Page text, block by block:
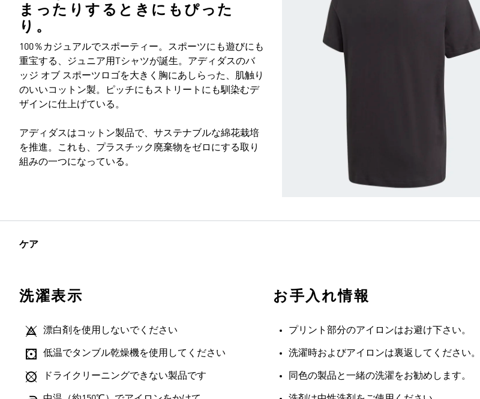
まったりするときにもぴった
り。
100％カジュアルでスポーティー。スポーツにも遊びにも
重宝する、ジュニア用Tシャツが誕生。アディダスのバ
ッジ オブ スポーツロゴを大きく胸にあしらった、肌触り
のいいコットン製。ピッチにもストリートにも馴染むデ
ザインに仕上げている。
アディダスはコットン製品で、サステナブルな綿花栽培
を推進。これも、プラスチック廃棄物をゼロにする取り
組みの一つになっている。
ケア
洗濯表示
漂白剤を使用しないでください
低温でタンブル乾燥機を使用してください
ドライクリーニングできない製品です
お手入れ情報
プリント部分のアイロンはお避け下さい。
洗濯時およびアイロンは裏返してください。
同色の製品と一緒の洗濯をお勧めします。